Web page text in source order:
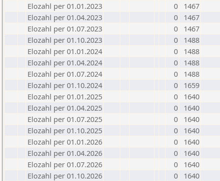
Elozahl per 01.01.2023
0
1467
Elozahl per 01.04.2023
0
1467
Elozahl per 01.07.2023
0
1467
Elozahl per 01.10.2023
0
1488
Elozahl per 01.01.2024
0
1488
Elozahl per 01.04.2024
0
1488
Elozahl per 01.07.2024
0
1488
Elozahl per 01.10.2024
0
1659
Elozahl per 01.01.2025
0
1640
Elozahl per 01.04.2025
0
1640
Elozahl per 01.07.2025
0
1640
Elozahl per 01.10.2025
0
1640
Elozahl per 01.01.2026
0
1640
Elozahl per 01.04.2026
0
1640
Elozahl per 01.07.2026
0
1640
Elozahl per 01.10.2026
0 1640